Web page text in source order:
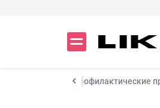
Лекарственные и профилактические